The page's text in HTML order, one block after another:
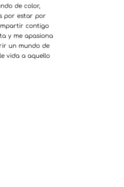
de color,
por estar por
contigo
y me apasiona
un mundo de
vida a aquello